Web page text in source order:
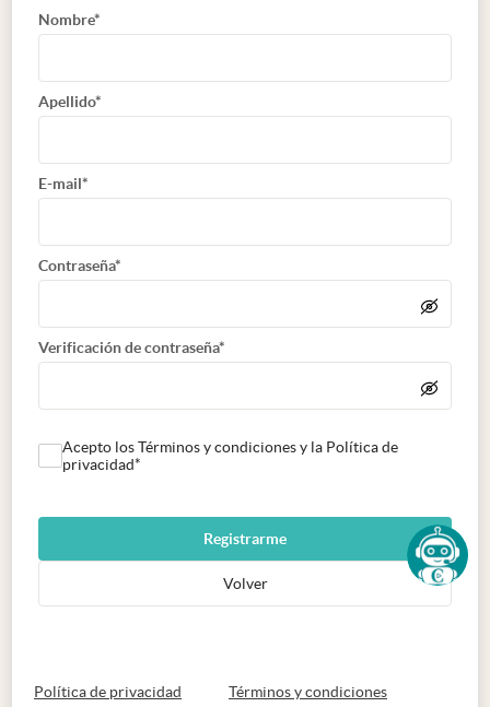
Nombre*
Apellido*
E-mail*
Contraseña*
Verificación de contraseña*
Acepto los Términos y condiciones y la Política de
privacidad*
Registrarme
Volver
Política de privacidad abre en nueva pestaña
Términos y condicionesabre en nueva